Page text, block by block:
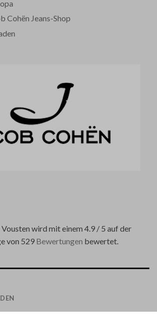
Cohën Jeans-Shop
Vousten wird mit einem 4.9 / 5 auf der
von 529 Bewertungen bewertet.